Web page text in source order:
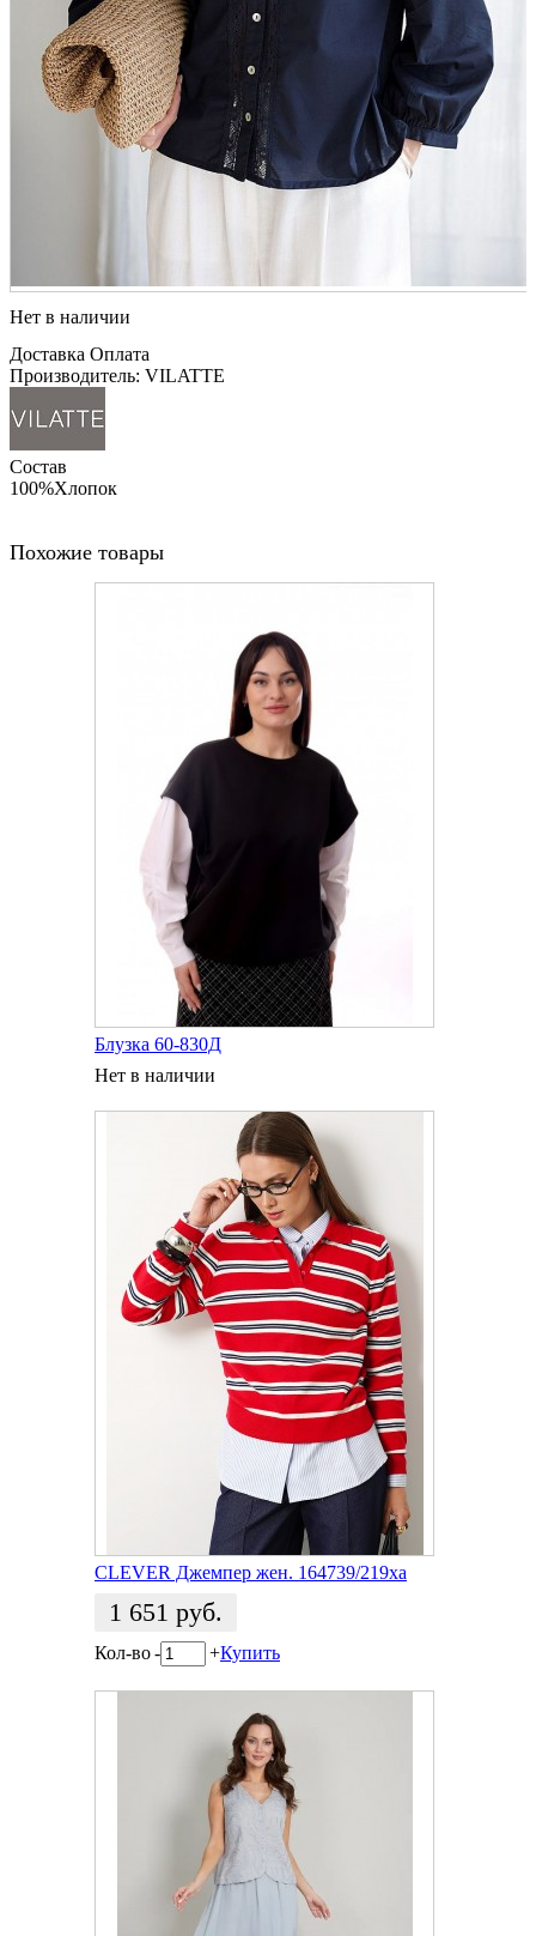
Нет в наличии
Доставка Оплата
Производитель: VILATTE
Состав
100%Хлопок
Похожие товары
Блузка 60-830Д
Нет в наличии
CLEVER Джемпер жен. 164739/219ха
1 651 руб.
Кол-во- +Купить